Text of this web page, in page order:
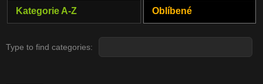
Norsk
ภาษาไทย
Русский
Español
Kategorie A-Z Oblíbené
Type to find categories: